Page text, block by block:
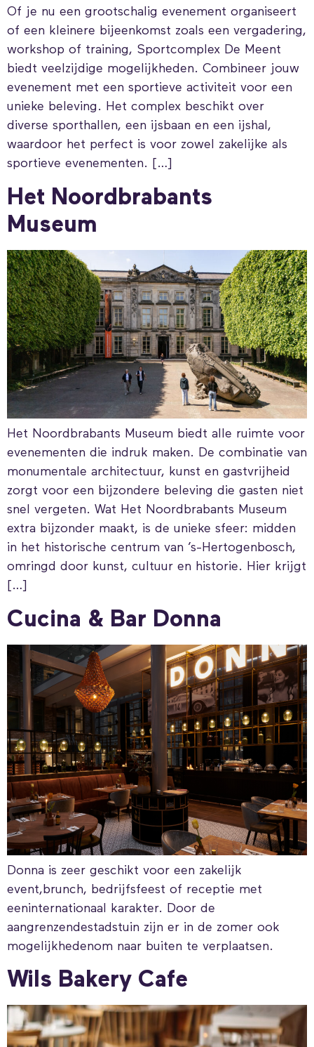
Of je nu een grootschalig evenement organiseert
of een kleinere bijeenkomst zoals een vergadering,
workshop of training, Sportcomplex De Meent
biedt veelzijdige mogelijkheden. Combineer jouw
evenement met een sportieve activiteit voor een
unieke beleving. Het complex beschikt over
diverse sporthallen, een ijsbaan en een ijshal,
waardoor het perfect is voor zowel zakelijke als
sportieve evenementen. […]
Het Noordbrabants
Museum
Het Noordbrabants Museum biedt alle ruimte voor
evenementen die indruk maken. De combinatie van
monumentale architectuur, kunst en gastvrijheid
zorgt voor een bijzondere beleving die gasten niet
snel vergeten. Wat Het Noordbrabants Museum
extra bijzonder maakt, is de unieke sfeer: midden
in het historische centrum van ’s-Hertogenbosch,
omringd door kunst, cultuur en historie. Hier krijgt
[…]
Cucina & Bar Donna
Donna is zeer geschikt voor een zakelijk
event,brunch, bedrijfsfeest of receptie met
eeninternationaal karakter. Door de
aangrenzendestadstuin zijn er in de zomer ook
mogelijkhedenom naar buiten te verplaatsen.
Wils Bakery Cafe